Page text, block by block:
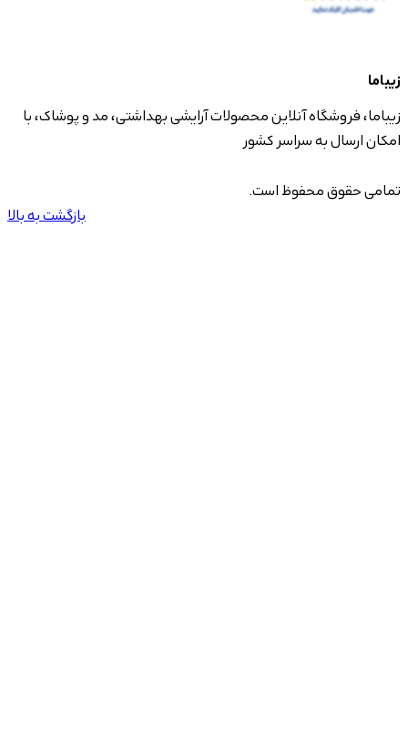
زیباما
زیباما، فروشگاه آنلاین محصولات آرایشی بهداشتی، مد و پوشاک، با
امکان ارسال به سراسر کشور
تمامی حقوق محفوظ است.
بازگشت به بالا